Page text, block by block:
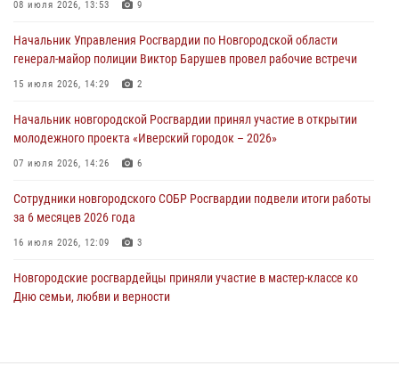
30 июля 2026, 08:40 5
Новгородские росгвардейцы задержали мужчину
Телесюжет в программе "Новгородское областное телевидение.
Новости часа." от 29 июля 2026 года. Новгородские призывники
29 июля 2026, 12:54 1
08 июля 2026, 13:53 9
Начальник Управления Росгвардии по Новгородской области
генерал-майор полиции Виктор Барушев провел рабочие встречи
15 июля 2026, 14:29 2
Начальник новгородской Росгвардии принял участие в открытии
молодежного проекта «Иверский городок – 2026»
07 июля 2026, 14:26 6
Сотрудники новгородского СОБР Росгвардии подвели итоги работы
за 6 месяцев 2026 года
16 июля 2026, 12:09 3
Новгородские росгвардейцы приняли участие в мастер-классе ко
Дню семьи, любви и верности